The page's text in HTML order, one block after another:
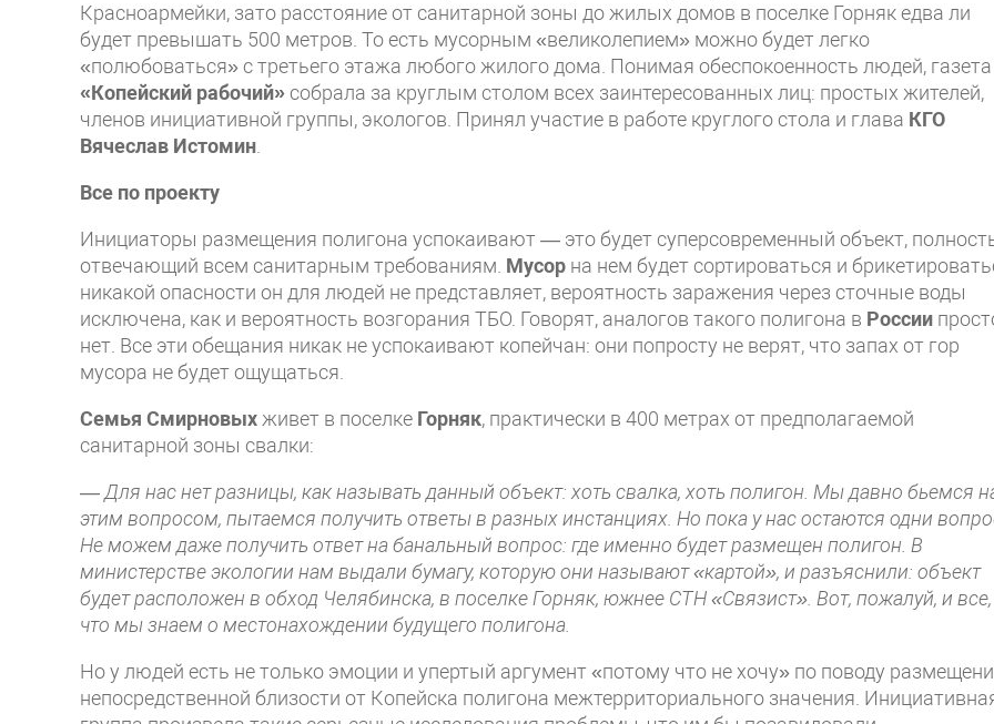
Красноармейки, зато расстояние от санитарной зоны до жилых домов в поселке Горняк едва ли
будет превышать 500 метров. То есть мусорным «великолепием» можно будет легко
«полюбоваться» с третьего этажа любого жилого дома. Понимая обеспокоенность людей, газета
«Копейский рабочий» собрала за круглым столом всех заинтересованных лиц: простых жителей,
членов инициативной группы, экологов. Принял участие в работе круглого стола и глава КГО
Вячеслав Истомин.
Все по проекту
Инициаторы размещения полигона успокаивают — это будет суперсовременный объект,
отвечающий всем санитарным требованиям. Мусор на нем будет сортироваться и
никакой опасности он для людей не представляет, вероятность заражения через сточные воды
исключена, как и вероятность возгорания ТБО. Говорят, аналогов такого полигона в России
нет. Все эти обещания никак не успокаивают копейчан: они попросту не верят, что запах от гор
мусора не будет ощущаться.
Семья Смирновыхживет в поселке Горняк, практически в 400 метрах от предполагаемой
санитарной зоны свалки:
—Для нас нет разницы, как называть данный объект: хоть свалка, хоть полигон. Мы давно бьемся
этим вопросом, пытаемся получить ответы в разных инстанциях. Но пока у нас остаются одни
Не можем даже получить ответ на банальный вопрос: где именно будет размещен полигон. В
министерстве экологии нам выдали бумагу, которую они называют «картой», и разъяснили: объект
будет расположен в обход Челябинска, в поселке Горняк, южнее СТН «Связист». Вот, пожалуй, и все,
что мы знаем о местонахождении будущего полигона.
Но у людей есть не только эмоции и упертый аргумент «потому что не хочу» по поводу
непосредственной близости от Копейска полигона межтерриториального значения.